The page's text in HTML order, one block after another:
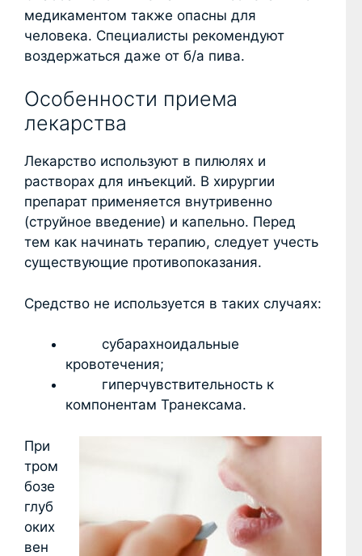
медикаментом также опасны для
человека. Специалисты рекомендуют
воздержаться даже от б/а пива.
Особенности приема
лекарства
Лекарство используют в пилюлях и
растворах для инъекций. В хирургии
препарат применяется внутривенно
(струйное введение) и капельно. Перед
тем как начинать терапию, следует учесть
существующие противопоказания.
Средство не используется в таких случаях:
субарахноидальные
кровотечения;
гиперчувствительность к
компонентам Транексама.
При
тром
бозе
глуб
оких
вен